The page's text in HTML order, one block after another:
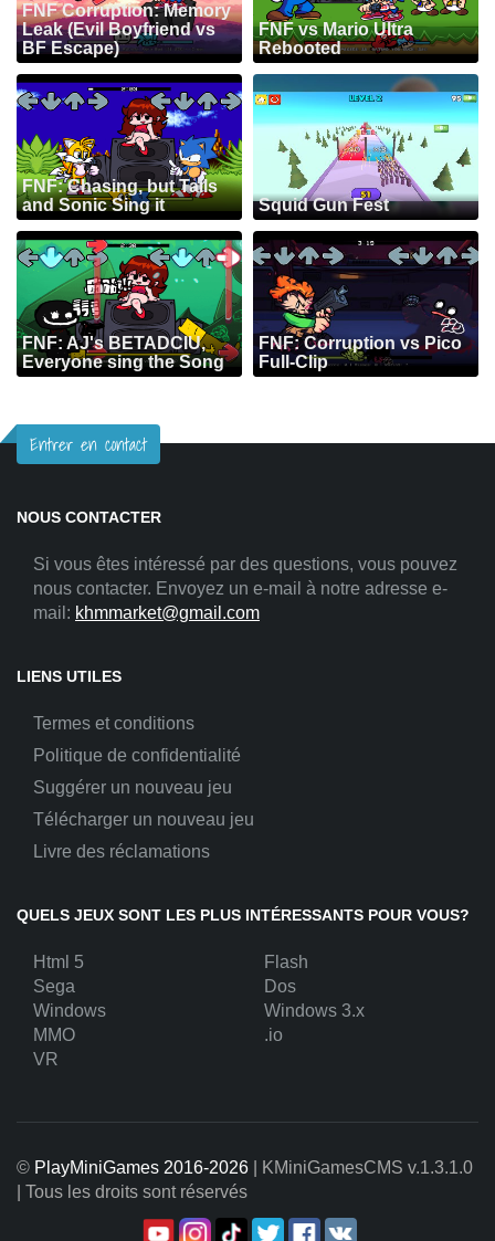
FNF Corruption: Memory
Leak (Evil Boyfriend vs
BF Escape)
FNF vs Mario Ultra
Rebooted
FNF: Chasing, but Tails
and Sonic Sing it
Squid Gun Fest
FNF: AJ's BETADCIU,
Everyone sing the Song
FNF: Corruption vs Pico
Full-Clip
Entrer en contact
NOUS CONTACTER
Si vous êtes intéressé par des questions, vous pouvez
nous contacter. Envoyez un e-mail à notre adresse e-
mail: khmmarket@gmail.com
LIENS UTILES
Termes et conditions
Politique de confidentialité
Suggérer un nouveau jeu
Télécharger un nouveau jeu
Livre des réclamations
QUELS JEUX SONT LES PLUS INTÉRESSANTS POUR VOUS?
Html 5
Flash
Sega
Dos
Windows
Windows 3.x
MMO
.io
VR
© PlayMiniGames 2016-2026 | KMiniGamesCMS v.1.3.1.0
| Tous les droits sont réservés